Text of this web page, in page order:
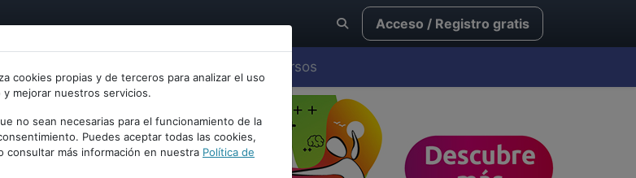
Acceso / Registro gratis
Cursos
cookies propias y de terceros para analizar el uso
mejorar nuestros servicios.
no sean necesarias para el funcionamiento de la
Puedes aceptar todas las cookies,
consultar más información en nuestra Política de